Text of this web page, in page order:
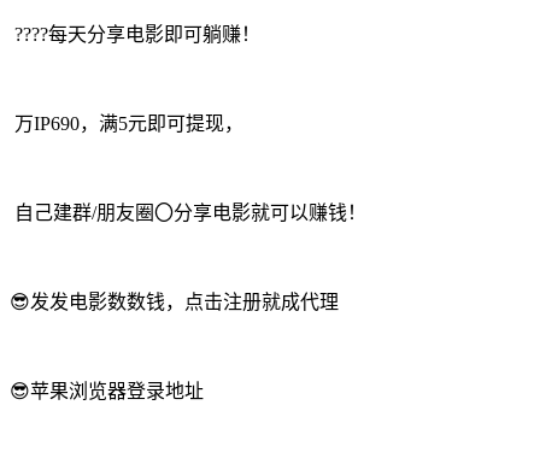
????每天分享电影即可躺赚！
万IP690，满5元即可提现，
自己建群/朋友圈〇分享电影就可以赚钱！
😎发发电影数数钱，点击注册就成代理
😎苹果浏览器登录地址